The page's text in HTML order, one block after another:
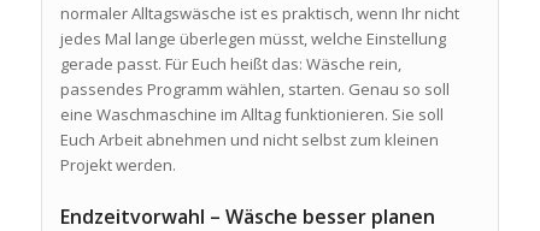
normaler Alltagswäsche ist es praktisch, wenn Ihr nicht
jedes Mal lange überlegen müsst, welche Einstellung
gerade passt. Für Euch heißt das: Wäsche rein,
passendes Programm wählen, starten. Genau so soll
eine Waschmaschine im Alltag funktionieren. Sie soll
Euch Arbeit abnehmen und nicht selbst zum kleinen
Projekt werden.
Endzeitvorwahl – Wäsche besser planen